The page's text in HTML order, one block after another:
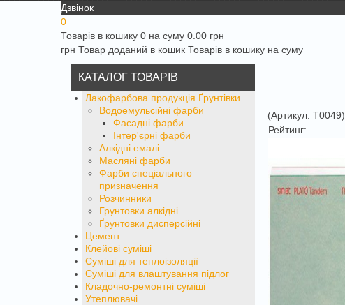
Дзвінок
0
Товарів в кошику 0 на суму 0.00 грн
грн Товар доданий в кошик Товарів в кошику на суму
КАТАЛОГ ТОВАРІВ
Лакофарбова продукція Ґрунтівки.
Водоемульсійні фарби
Фасадні фарби
Інтер'єрні фарби
Алкідні емалі
Масляні фарби
Фарби спеціального
призначення
Розчинники
Грунтовки алкідні
Ґрунтовки дисперсійні
Цемент
Клейові суміші
Суміші для теплоізоляції
Суміші для влаштування підлог
Кладочно-ремонтні суміші
Утеплювачі
(Артикул:T0049)
Рейтинг: